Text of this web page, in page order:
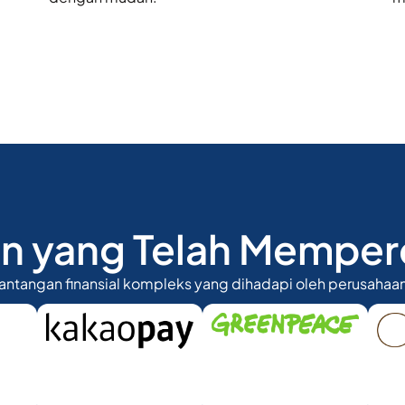
yang Telah
finansial kompleks yang dihadapi oleh